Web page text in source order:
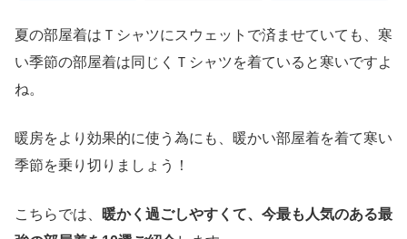
夏の部屋着はＴシャツにスウェットで済ませていても、寒
い季節の部屋着は同じくＴシャツを着ていると寒いですよ
ね。
暖房をより効果的に使う為にも、暖かい部屋着を着て寒い
季節を乗り切りましょう！
こちらでは、
暖かく過ごしやすくて、今最も人気のある最